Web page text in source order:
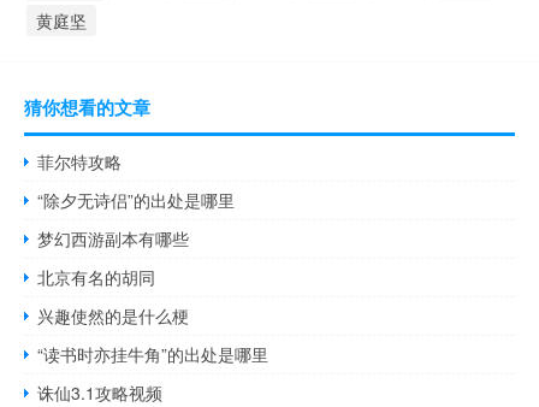
黄庭坚
猜你想看的文章
菲尔特攻略
“除夕无诗侣”的出处是哪里
梦幻西游副本有哪些
北京有名的胡同
兴趣使然的是什么梗
“读书时亦挂牛角”的出处是哪里
诛仙3.1攻略视频